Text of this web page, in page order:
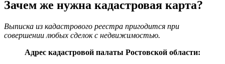
Зачем же нужна кадастровая карта?
Выписка из кадастрового реестра пригодится при
совершении любых сделок с недвижимостью.
Адрес кадастровой палаты Ростовской области: